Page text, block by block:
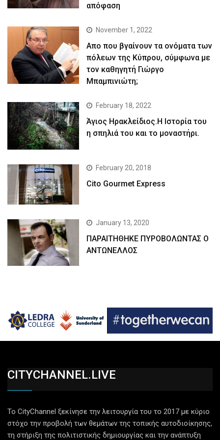
απόφαση
November 1, 2022
Απο που βγαίνουν τα ονόματα των
πόλεων της Κύπρου, σύμφωνα με
τον καθηγητή Γιώργο
Μπαμπινιώτη;
February 18, 2022
Άγιος Ηρακλείδιος.Η Ιστορία του
η σπηλιά του και το μοναστήρι.
February 20, 2018
Cito Gourmet Express
January 13, 2020
ΠΑΡΑΙΤΗΘΗΚΕ ΠΥΡΟΒΟΛΩΝΤΑΣ Ο
ΑΝΤΩΝΕΛΛΟΣ
CITYCHANNEL.LIVE
Το CityChannel ξεκίνησε την λειτουργία του το 2017 με κύριο
στόχο την προβολή των θεμάτων της τοπικής αυτοδιοίκησης,
τη στήριξη της πολιτιστικής δημιουργίας και την ανάπτυξη